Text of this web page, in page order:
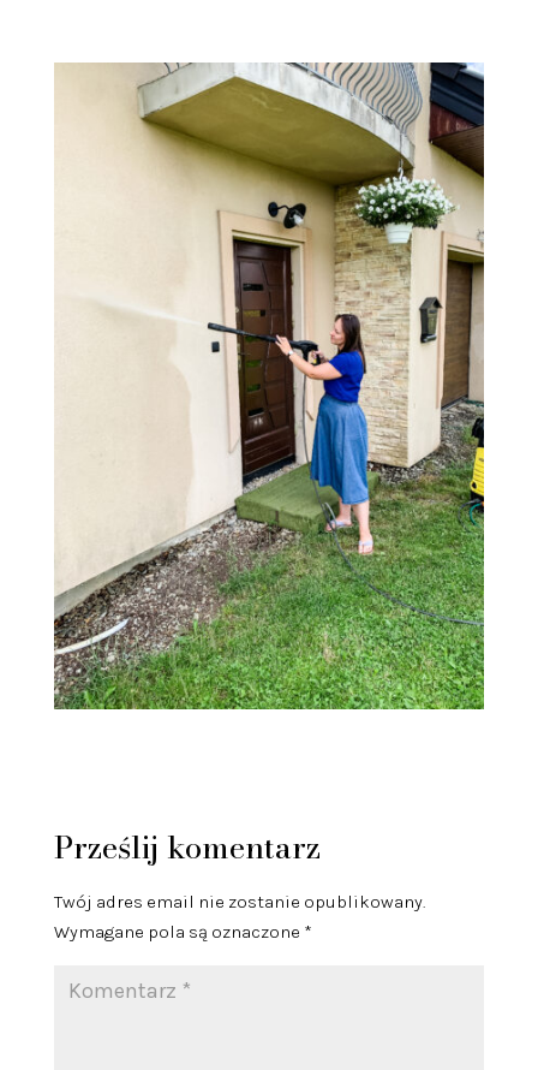
Prześlij komentarz
Twój adres email nie zostanie opublikowany.
Wymagane pola są oznaczone *